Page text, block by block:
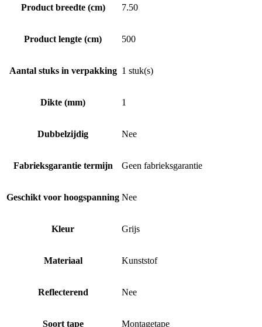
Product breedte (cm) 7.50
Product lengte (cm) 500
Aantal stuks in verpakking 1 stuk(s)
Dikte (mm) 1
Dubbelzijdig Nee
Fabrieksgarantie termijn Geen fabrieksgarantie
Geschikt voor hoogspanning Nee
Kleur Grijs
Materiaal Kunststof
Reflecterend Nee
Soort tape Montagetape